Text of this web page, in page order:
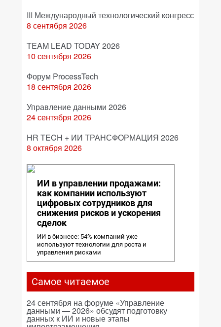
III Международный технологический конгресс
8 сентября 2026
TEAM LEAD TODAY 2026
10 сентября 2026
Форум ProcessTech
18 сентября 2026
Управление данными 2026
24 сентября 2026
HR TECH + ИИ ТРАНСФОРМАЦИЯ 2026
8 октября 2026
ИИ в управлении продажами:
как компании используют
цифровых сотрудников для
снижения рисков и ускорения
сделок
ИИ в бизнесе: 54% компаний уже
используют технологии для роста и
управления рисками
Самое читаемое
24 сентября на форуме «Управление
данными — 2026» обсудят подготовку
данных к ИИ и новые этапы